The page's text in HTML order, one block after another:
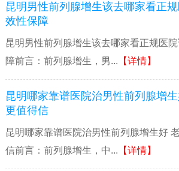
昆明男性前列腺增生该去哪家看正
效性保障
昆明男性前列腺增生该去哪家看正规医
障前言：前列腺增生，男... 【详情】
昆明哪家靠谱医院治男性前列腺增
更值得信
昆明哪家靠谱医院治男性前列腺增生好
信前言：前列腺增生，中... 【详情】